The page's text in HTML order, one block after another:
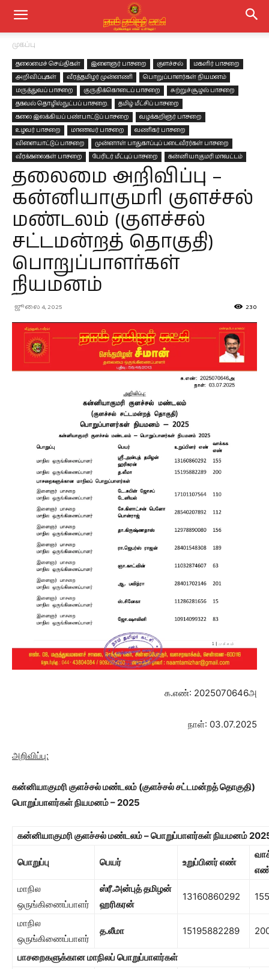
முகப்பு
தலைமைச் செய்திகள் இளைஞர் பாசறை குளச்சல்
மகளிர் பாசறை
அறிவிப்புகள்
வீரத்தமிழர் முன்னணி
பொறுப்பாளர்கள் நியமனம்
மருத்துவப் பாசறை
குருதிக்கொடைப் பாசறை
சுற்றுச்சூழல் பாசறை
தகவல் தொழில்நுட்பப் பாசறை.
தமிழ் மீட்சிப் பாசறை
கலை இலக்கியப் பண்பாட்டுப் பாசறை
வழக்கறிஞர் பாசறை
உழவர் பாசறை
மாணவர் பாசறை
வணிகர் பாசறை
விளையாட்டுப் பாசறை
முன்னாள் பாதுகாப்புப் படைவீரர்கள் பாசறை
வீரக்கலைகள் பாசறை
பேரிடர் மீட்புப் பாசறை கன்னியாகுமரி மாவட்டம்
தலைமை அறிவிப்பு –
கன்னியாகுமரி குளச்சல்
மண்டலம் (குளச்சல்
சட்டமன்றத் தொகுதி)
பொறுப்பாளர்கள்
நியமனம்
ஜூலை 4, 2025 230
க.எண்: 2025070646அ
நாள்: 03.07.2025
அறிவிப்பு:
கன்னியாகுமரி குளச்சல் மண்டலம் (குளச்சல் சட்டமன்றத் தொகுதி)
பொறுப்பாளர்கள் நியமனம் – 2025
கன்னியாகுமரி குளச்சல் மண்டலம் – பொறுப்பாளர்கள் நியமனம்
பொறுப்பு பெயர் உறுப்பினர் எண்
மாநில
ஒருங்கிணைப்பாளர்
ஸ்ரீ.அன்புத் தமிழன்
ஹரிகரன்
13160860292 155
மாநில
ஒருங்கிணைப்பாளர்
த.லீமா 15195882289
பாசறைகளுக்கான மாநிலப் பொறுப்பாளர்கள்